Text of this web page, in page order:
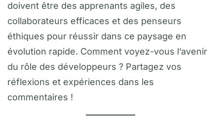
doivent être des apprenants agiles, des
collaborateurs efficaces et des penseurs
éthiques pour réussir dans ce paysage en
évolution rapide. Comment voyez-vous l’avenir
du rôle des développeurs ? Partagez vos
réflexions et expériences dans les
commentaires !